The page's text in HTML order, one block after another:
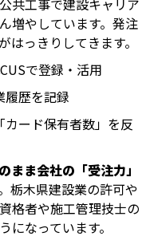
共工事で建設キャリア
増やしています。発注
っきりしてきます。
で登録・活用
履歴を記録
ード保有者数」を反
まま会社の「受注力」
栃木県建設業の許可や
格者や施工管理技士の
なっています。